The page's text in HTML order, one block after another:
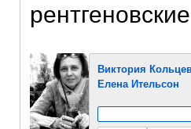
Виктория
Елена Ительсон